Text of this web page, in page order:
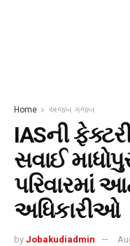
Home અજબ ગજબ
IASની
સવાઈ
પરિવારમાં
અધિકારીઓ
by Jobakudiadmin